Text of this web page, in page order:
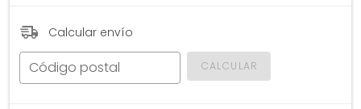
Calcular envío
Código postal CALCULAR